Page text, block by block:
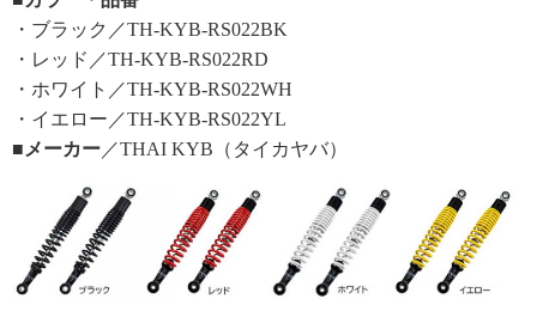
・ブラック／TH-KYB-RS022BK
・レッド／TH-KYB-RS022RD
・ホワイト／TH-KYB-RS022WH
・イエロー／TH-KYB-RS022YL
■メーカー ／THAI KYB（タイカヤバ）